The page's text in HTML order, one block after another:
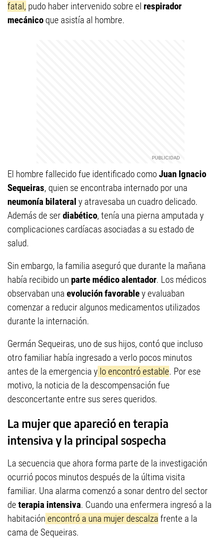
fatal, pudo haber intervenido sobre el respirador
mecánico que asistía al hombre.
El hombre fallecido fue identificado comoJuan Ignacio
Sequeiras, quien se encontraba internado por una
neumonía bilateral y atravesaba un cuadro delicado.
Además de serdiabético, tenía una pierna amputada y
complicaciones cardíacas asociadas a su estado de
salud.
Sin embargo, la familia aseguró que durante la mañana
había recibido un parte médico alentador. Los médicos
observaban una evolución favorabley evaluaban
comenzar a reducir algunos medicamentos utilizados
durante la internación.
Germán Sequeiras, uno de sus hijos, contó que incluso
otro familiar había ingresado a verlo pocos minutos
antes de la emergencia y lo encontró estable. Por ese
motivo, la noticia de la descompensación fue
desconcertante entre sus seres queridos.
La mujer que apareció en terapia
intensiva y la principal sospecha
La secuencia que ahora forma parte de la investigación
ocurrió pocos minutos después de la última visita
familiar. Una alarma comenzó a sonar dentro del sector
de terapia intensiva. Cuando una enfermera ingresó a la
habitación encontró a una mujer descalza frente a la
cama de Sequeiras.